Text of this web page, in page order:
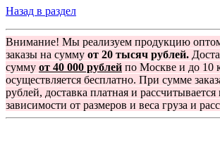
Назад в раздел
Внимание! Мы реализуем продукцию
заказы на сумму от 20 тысяч рублей.
сумму от 40 000 рублей по Москве и до
осуществляется бесплатно. При сумме
рублей, доставка платная и
зависимости от размеров и веса груза и